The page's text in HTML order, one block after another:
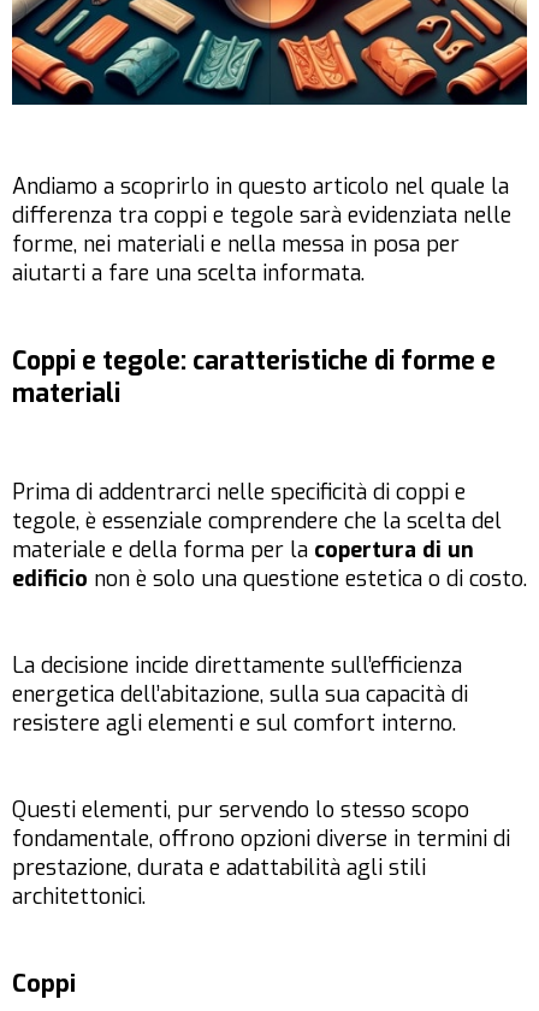
Andiamo a scoprirlo in questo articolo nel quale la
differenza tra coppi e tegole sarà evidenziata nelle
forme, nei materiali e nella messa in posa per
aiutarti a fare una scelta informata.
Coppi e tegole: caratteristiche di forme e
materiali
Prima di addentrarci nelle specificità di coppi e
tegole, è essenziale comprendere che la scelta del
materiale e della forma per la copertura di un
edificio non è solo una questione estetica o di costo.
La decisione incide direttamente sull’efficienza
energetica dell’abitazione, sulla sua capacità di
resistere agli elementi e sul comfort interno.
Questi elementi, pur servendo lo stesso scopo
fondamentale, offrono opzioni diverse in termini di
prestazione, durata e adattabilità agli stili
architettonici.
Coppi